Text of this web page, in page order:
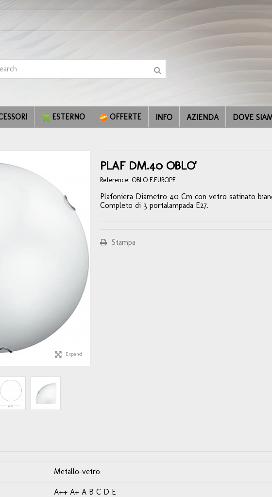
ESTERNO OFFERTE INFO AZIENDA DOVE
Expand
PLAF DM.40 OBLO'
Reference: OBLO F.EUROPE
Plafoniera Diametro 40 Cm con vetro satinato
Completo di 3 portalampada E27.
Stampa
Metallo-vetro
A++ A+ A B C D E